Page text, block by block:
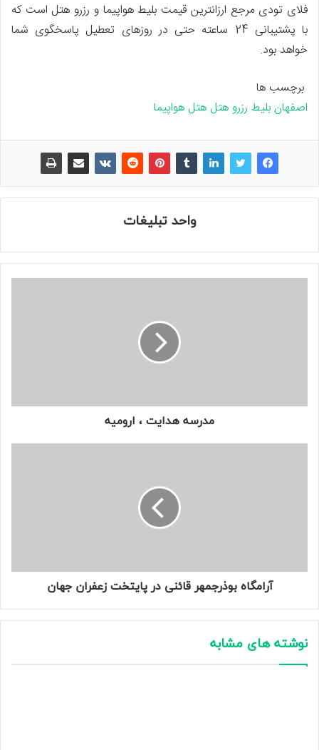
فلای تودی مرجع ارزانترین قیمت بلیط هواپیما و رزرو هتل است که
با پشتیبانی 24 ساعته حتی در روزهای تعطیل پاسخگوی شما
خواهد بود.
برچسب ها
اصفهان بلیط رزرو هتلهتلهواپیما
واحد تبلیغات
مدرسه هدایت ، ارومیه
آرامگاه بوذرجمهر قائنی در پایتخت زعفران جهان
نوشته های مشابه